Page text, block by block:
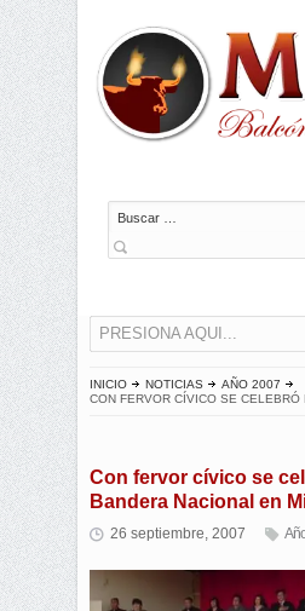
Buscar
PRESIONA AQUI...
INICIO NOTICIAS
AÑO 2007
CON FERVOR CÍVICO SE CELEBRÓ
Con fervor cívico se
Bandera Nacional en
26 septiembre, 2007